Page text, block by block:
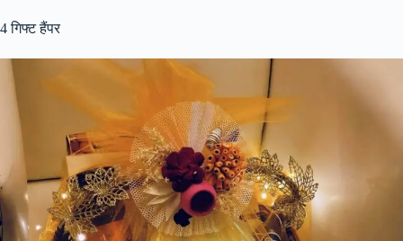
4 गिफ्ट हैंपर